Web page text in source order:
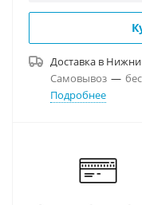
Доставка в
Самовывоз —
Подробнее